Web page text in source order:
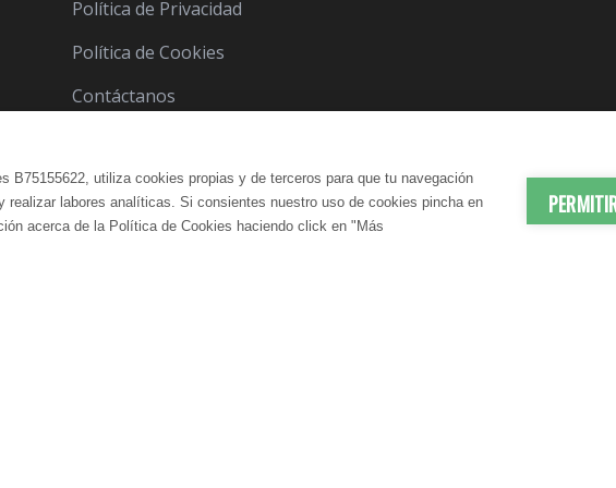
Política de Privacidad
Política de Cookies
Contáctanos
© 2012-2026 LindaVita - Todos los derechos
B75155622, utiliza cookies propias y de terceros para que tu navegación
labores analíticas. Si consientes nuestro uso de cookies pincha en
acerca de la Política de Cookies haciendo click en "Más